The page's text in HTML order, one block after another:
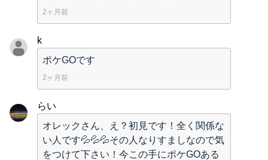
2ヶ月前
k
ポケGOです
2ヶ月前
らい
オレックさん、え？初見です！全く関係な
い人です💦💦💦その人なりすましなので気
をつけて下さい！今この手にポケGOある